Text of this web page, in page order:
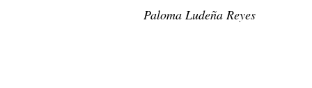
Paloma Ludeña Reyes